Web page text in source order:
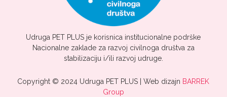
Udruga PET PLUS je korisnica institucionalne podrške
Nacionalne zaklade za razvoj civilnoga društva za
stabilizaciju i/ili razvoj udruge.
Copyright © 2024 Udruga PET PLUS | Web dizajn BARREK
Group